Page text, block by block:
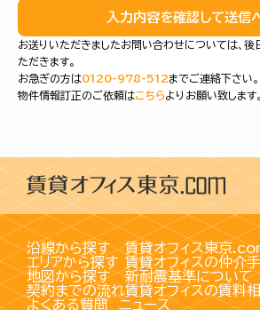
入力内容を確認して送信
お送りいただきましたお問い合わせについては、後
ただきます。
お急ぎの方は0120-978-512までご連絡下さい。
物件情報訂正のご依頼はこちらよりお願い致します。
沿線から探す
エリアから探す
地図から探す
契約までの流れ
賃貸オフィス東京
賃貸オフィスの仲介
新耐震基準について
賃貸オフィスの賃料
よくある質問
ニュース